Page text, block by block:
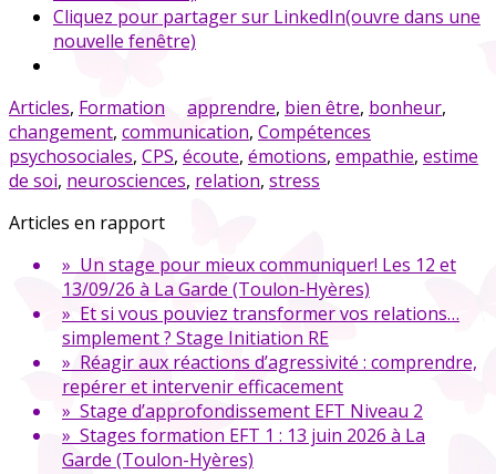
Cliquez pour partager sur LinkedIn(ouvre dans une
nouvelle fenêtre)
Articles, Formation apprendre, bien être, bonheur,
changement, communication, Compétences
psychosociales, CPS, écoute, émotions, empathie, estime
de soi, neurosciences, relation, stress
Articles en rapport
» Un stage pour mieux communiquer! Les 12 et
13/09/26 à La Garde (Toulon-Hyères)
» Et si vous pouviez transformer vos relations…
simplement ? Stage Initiation RE
» Réagir aux réactions d’agressivité : comprendre,
repérer et intervenir efficacement
» Stage d’approfondissement EFT Niveau 2
» Stages formation EFT 1 : 13 juin 2026 à La
Garde (Toulon-Hyères)